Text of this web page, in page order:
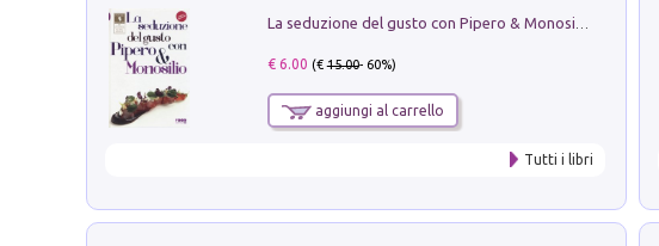
€ 6.00 (€15.00- 60%)
aggiungi al carrello
Tutti i libri